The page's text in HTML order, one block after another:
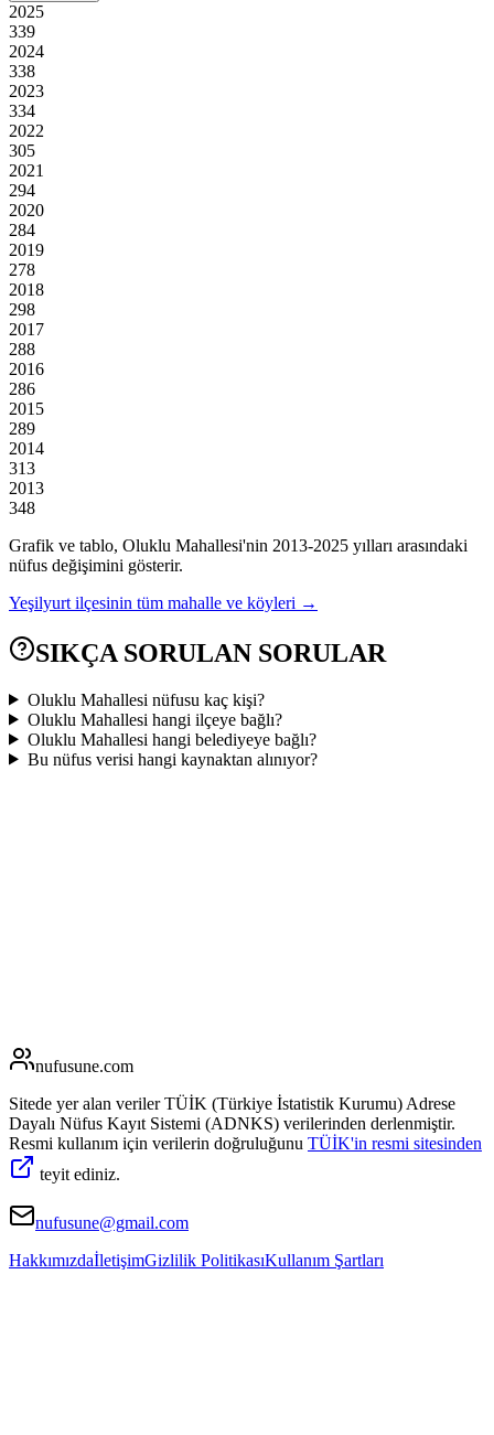
2025
339
2024
338
2023
334
2022
305
2021
294
2020
284
2019
278
2018
298
2017
288
2016
286
2015
289
2014
313
2013
348
Grafik ve tablo, Oluklu Mahallesi'nin 2013-2025 yılları arasındaki
nüfus değişimini gösterir.
Yeşilyurt ilçesinin tüm mahalle ve köyleri →
SIKÇA SORULAN SORULAR
Oluklu Mahallesi nüfusu kaç kişi?
Oluklu Mahallesi hangi ilçeye bağlı?
Oluklu Mahallesi hangi belediyeye bağlı?
Bu nüfus verisi hangi kaynaktan alınıyor?
nufusune.com
Sitede yer alan veriler TÜİK (Türkiye İstatistik Kurumu) Adrese
Dayalı Nüfus Kayıt Sistemi (ADNKS) verilerinden derlenmiştir.
Resmi kullanım için verilerin doğruluğunu TÜİK'in resmi sitesinden
teyit ediniz.
nufusune@gmail.com
HakkımızdaİletişimGizlilik PolitikasıKullanım Şartları